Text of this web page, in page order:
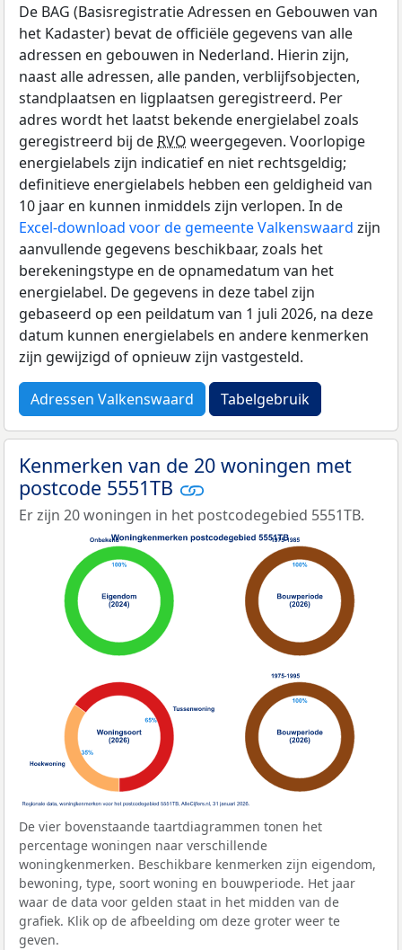
De BAG (Basisregistratie Adressen en Gebouwen van
het Kadaster) bevat de officiële gegevens van alle
adressen en gebouwen in Nederland. Hierin zijn,
naast alle adressen, alle panden, verblijfsobjecten,
standplaatsen en ligplaatsen geregistreerd. Per
adres wordt het laatst bekende energielabel zoals
geregistreerd bij de RVO weergegeven. Voorlopige
energielabels zijn indicatief en niet rechtsgeldig;
definitieve energielabels hebben een geldigheid van
10 jaar en kunnen inmiddels zijn verlopen. In de
Excel-download voor de gemeente Valkenswaard zijn
aanvullende gegevens beschikbaar, zoals het
berekeningstype en de opnamedatum van het
energielabel. De gegevens in deze tabel zijn
gebaseerd op een peildatum van 1 juli 2026, na deze
datum kunnen energielabels en andere kenmerken
zijn gewijzigd of opnieuw zijn vastgesteld.
Adressen Valkenswaard Tabelgebruik
Kenmerken van de 20 woningen met
postcode 5551TB
Er zijn 20 woningen in het postcodegebied 5551TB.
De vier bovenstaande taartdiagrammen tonen het
percentage woningen naar verschillende
woningkenmerken. Beschikbare kenmerken zijn eigendom,
bewoning, type, soort woning en bouwperiode. Het jaar
waar de data voor gelden staat in het midden van de
grafiek. Klik op de afbeelding om deze groter weer te
geven.